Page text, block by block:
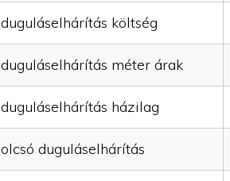
duguláselhárítás költség
duguláselhárítás méter árak
duguláselhárítás házilag
olcsó duguláselhárítás